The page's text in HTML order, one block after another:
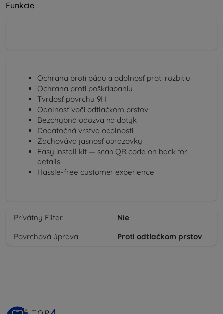
Funkcie
Ochrana proti pádu a odolnosť proti rozbitiu
Ochrana proti poškriabaniu
Tvrdosť povrchu 9H
Odolnosť voči odtlačkom prstov
Bezchybná odozva na dotyk
Dodatočná vrstva odolnosti
Zachováva jasnosť obrazovky
Easy install kit — scan QR code on back for
details
Hassle-free customer experience
Privátny Filter
Nie
Povrchová úprava
Proti odtlačkom prstov